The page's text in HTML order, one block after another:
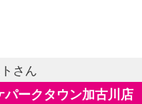
さん
ークタウン加古川店